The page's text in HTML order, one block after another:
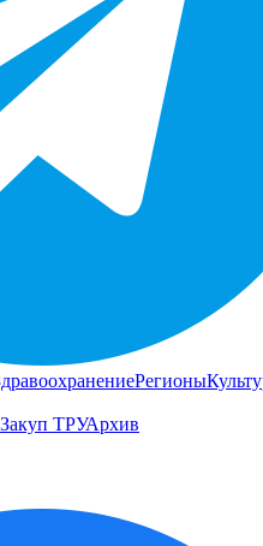
Регионы
Закуп ТРУАрхив